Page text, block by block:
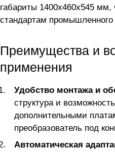
габариты 1400x460x545 мм,
стандартам
Преимущества и
применения
Удобство монтажа и
структура и
дополнительными
преобразователь под
Автоматическая